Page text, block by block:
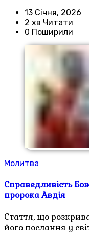
13 Січня, 2026
2 хв Читати
0 Поширили
Молитва
Справедливість
пророка Авдія
Стаття, що
його послання у